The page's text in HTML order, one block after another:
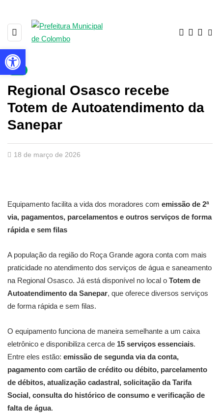
▼
Regional Osasco recebe
Totem de Autoatendimento da
Sanepar
18 de março de 2026
Equipamento facilita a vida dos moradores com emissão de 2ª
via, pagamentos, parcelamentos e outros serviços de forma
rápida e sem filas
A população da região do Roça Grande agora conta com mais
praticidade no atendimento dos serviços de água e saneamento
na Regional Osasco. Já está disponível no local o Totem de
Autoatendimento da Sanepar, que oferece diversos serviços
de forma rápida e sem filas.
O equipamento funciona de maneira semelhante a um caixa
eletrônico e disponibiliza cerca de 15 serviços essenciais.
Entre eles estão: emissão de segunda via da conta,
pagamento com cartão de crédito ou débito, parcelamento
de débitos, atualização cadastral, solicitação da Tarifa
Social, consulta do histórico de consumo e verificação de
falta de água.
Barra de Ferramentas Aberta